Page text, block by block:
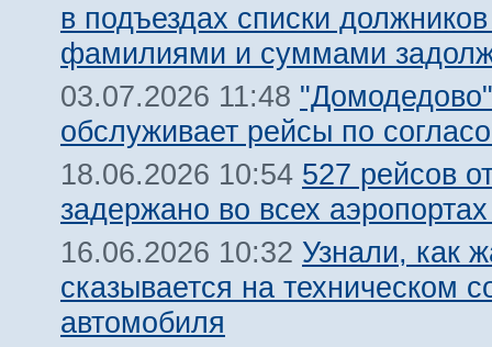
в подъездах списки
фамилиями и суммами
03.07.2026 11:48 "Домодедово"
обслуживает рейсы по
18.06.2026 10:54 527 рейсов
задержано во всех
16.06.2026 10:32 Узнали, как
сказывается на техническом
автомобиля